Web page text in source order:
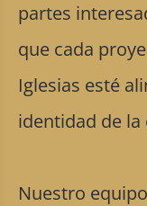
partes
que cada
Iglesias esté
identidad de
Nuestro